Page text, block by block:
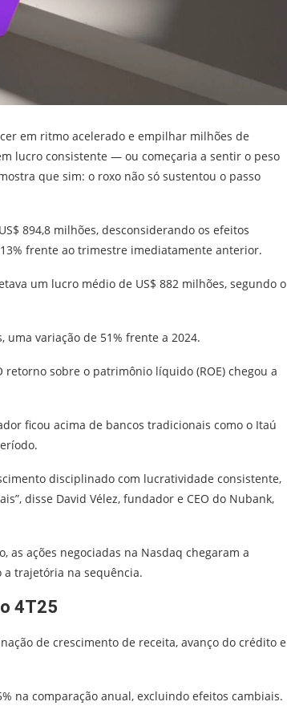
em ritmo acelerado e empilhar milhões de
lucro consistente — ou começaria a sentir o peso
que sim: o roxo não só sustentou o passo
894,8 milhões, desconsiderando os efeitos
frente ao trimestre imediatamente anterior.
um lucro médio de US$ 882 milhões, segundo o
uma variação de 51% frente a 2024.
sobre o patrimônio líquido (ROE) chegou a
ficou acima de bancos tradicionais como o Itaú
disciplinado com lucratividade consistente,
disse David Vélez, fundador e CEO do Nubank,
as ações negociadas na Nasdaq chegaram a
trajetória na sequência.
4T25
de crescimento de receita, avanço do crédito e
na comparação anual, excluindo efeitos cambiais.